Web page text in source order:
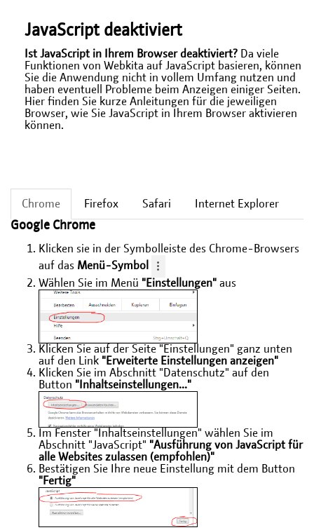
JavaScript deaktiviert
Ist JavaScript in Ihrem Browser deaktiviert? Da viele
Funktionen von Webkita auf JavaScript basieren, können
Sie die Anwendung nicht in vollem Umfang nutzen und
haben eventuell Probleme beim Anzeigen einiger Seiten.
Hier finden Sie kurze Anleitungen für die jeweiligen
Browser, wie Sie JavaScript in Ihrem Browser aktivieren
können.
Chrome Firefox Safari Internet Explorer
Google Chrome
Klicken sie in der Symbolleiste des Chrome-Browsers
auf das Menü-Symbol
Wählen Sie im Menü "Einstellungen" aus
Klicken Sie auf der Seite "Einstellungen" ganz unten
auf den Link "Erweiterte Einstellungen anzeigen"
Klicken Sie im Abschnitt "Datenschutz" auf den
Button "Inhaltseinstellungen..."
Im Fenster "Inhaltseinstellungen" wählen Sie im
Abschnitt "JavaScript" "Ausführung von JavaScript für
alle Websites zulassen (empfohlen)"
Bestätigen Sie Ihre neue Einstellung mit dem Button
"Fertig"